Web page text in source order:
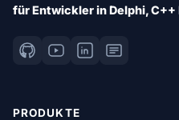
für Entwickler in Delphi, C++
PRODUKTE